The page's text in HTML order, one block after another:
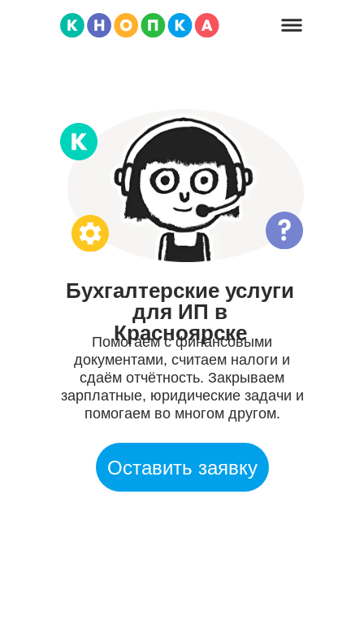
Бухгалтерские услуги
для ИП в
Красноярске
Помогаем с финансовыми
документами, считаем налоги и
сдаём отчётность. Закрываем
зарплатные, юридические задачи и
помогаем во многом другом.
Оставить заявку